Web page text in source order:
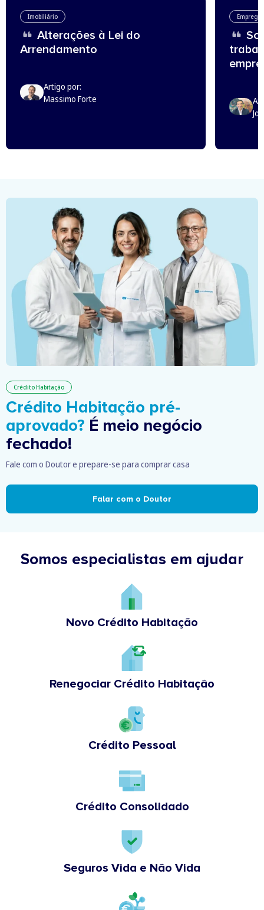
Imobiliário
Alterações à Lei do
Arrendamento
Artigo por:
Massimo Forte
Emprego
Crédito Habitação
Crédito Habitação pré-
aprovado? É meio negócio
fechado!
Fale com o Doutor e prepare-se para comprar casa
Falar com o Doutor
Somos especialistas em ajudar
Novo Crédito Habitação
Renegociar Crédito Habitação
Crédito Pessoal
Crédito Consolidado
Seguros Vida e Não Vida